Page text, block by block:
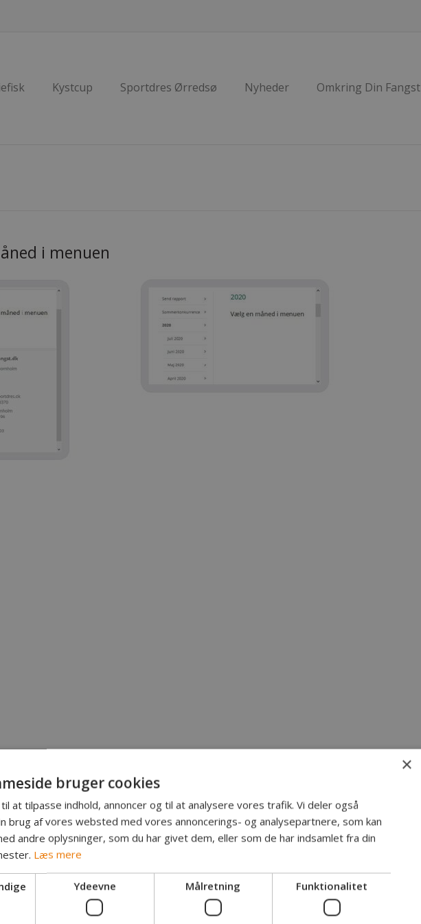
Kystcup Sportdres Ørredsø Nyheder Omkring Din Fangst
i menuen
×
bruger cookies
at tilpasse indhold, annoncer og til at analysere vores trafik. Vi deler også
brug af vores websted med vores annoncerings- og analysepartnere, som kan
andre oplysninger, som du har givet dem, eller som de har indsamlet fra din
Læs mere
Ydeevne Målretning Funktionalitet